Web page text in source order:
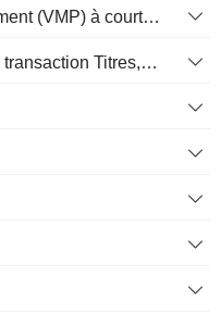
Valeur mobilières de placement (VMP) à court terme
Actifs détenus à des fins de transaction Titres, totalActifs détenus à des fins de transactions (Trading), Total.